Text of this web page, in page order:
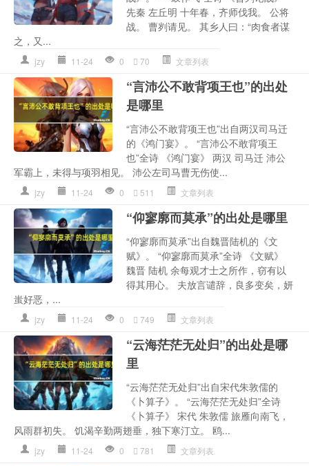
先秦 左丘明 十年春，齐师伐我。 公将
战。 曹刿请见。 其乡人曰：“肉食者谋
之，又...
jzy 11-24 0 70 文章列表
“言沛公不敢背项王也”的出处
是哪里
“言沛公不敢背项王也”出自两汉司马迁
的《鸿门宴》。 “言沛公不敢背项王
也”全诗 《鸿门宴》 两汉 司马迁 沛公
军霸上，未得与项羽相见。 沛公左司马曹无伤使...
jzy 11-24 0 511 文章列表
“仰寥廓而莫承”的出处是哪里
“仰寥廓而莫承”出自魏晋陆机的《文
赋》。 “仰寥廓而莫承”全诗 《文赋》
魏晋 陆机 余每观才士之所作，窃有以
得其用心。 夫放言谴辞，良多变矣，妍
蚩好恶，...
jzy 11-24 0 749 文章列表
“云海茫茫无处归”的出处是哪
里
“云海茫茫无处归”出自宋代朱敦儒的
《卜算子》。 “云海茫茫无处归”全诗
《卜算子》 宋代 朱敦儒 旅雁向南飞，
风雨群初失。 饥渴辛勤两翅垂，独下寒汀立。 鸥...
jzy 11-24 0 781 文章列表